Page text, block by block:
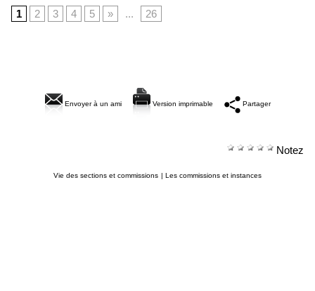
1
2 3 4 5 » ... 26
Envoyer à un ami Version imprimable Partager
Notez
Vie des sections et commissions | Les commissions et instances